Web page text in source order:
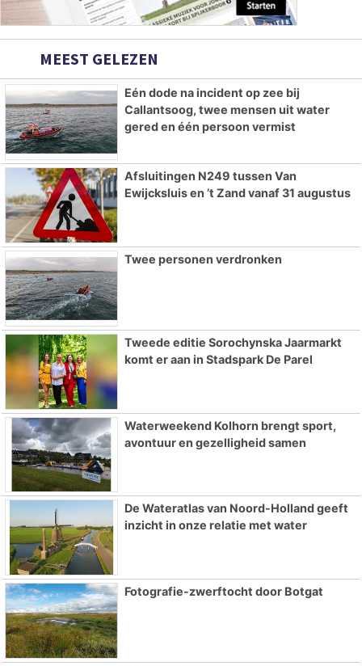
MEEST GELEZEN
Eén dode na incident op zee bij
Callantsoog, twee mensen uit water
gered en één persoon vermist
Afsluitingen N249 tussen Van
Ewijcksluis en ’t Zand vanaf 31 augustus
Twee personen verdronken
Tweede editie Sorochynska Jaarmarkt
komt er aan in Stadspark De Parel
Waterweekend Kolhorn brengt sport,
avontuur en gezelligheid samen
De Wateratlas van Noord-Holland geeft
inzicht in onze relatie met water
Fotografie-zwerftocht door Botgat